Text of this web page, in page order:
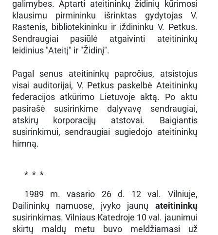
galimybes. Aptarti ateitininkų židinių kūrimosi
klausimu pirmininku išrinktas gydytojas V.
Rastenis, bibliotekininku ir iždininku V. Petkus.
Sendraugiai pasiūlė atgaivinti ateitininkų
leidinius "Ateitį" ir "Židinį".
Pagal senus ateitininkų papročius, atsistojus
visai auditorijai, V. Petkus paskelbė Ateitininkų
federacijos atkūrimo Lietuvoje aktą. Po aktu
pasirašė susirinkime dalyvavę sendraugiai,
atskirų korporacijų atstovai. Baigiantis
susirinkimui, sendraugiai sugiedojo ateitininkų
himną.
* * *
1989 m. vasario 26 d. 12 val. Vilniuje,
Dailininkų namuose, įvyko jaunų ateitininkų
susirinkimas. Vilniaus Katedroje 10 val. jaunimui
skirtų maldų metu buvo meldžiamasi už